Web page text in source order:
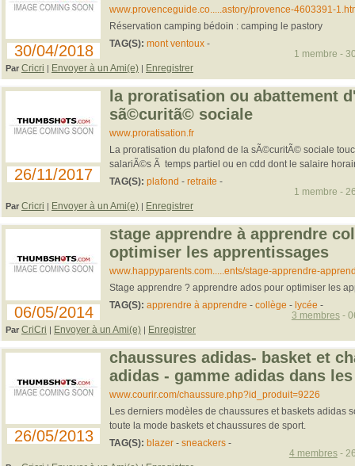
30/04/2018
www.provenceguide.co.....astory/provence-4603391-
Réservation camping bédoin : camping le pastory
TAG(S): mont ventoux-
Par Cricri | Envoyer à un Ami(e) | Enregistrer
1 membre -
26/11/2017
la proratisation ou abattement
sã©curitã© sociale
www.proratisation.fr
La proratisation du plafond de la sÃ©curitÃ© sociale
salariÃ©s Ã temps partiel ou en cdd dont le salaire
TAG(S): plafond - retraite -
Par Cricri | Envoyer à un Ami(e) | Enregistrer
1 membre -
06/05/2014
stage apprendre à apprendre
optimiser les apprentissages
www.happyparents.com.....ents/stage-apprendre-
Stage apprendre ? apprendre ados pour optimiser les
TAG(S): apprendre à apprendre - collège - lycée -
Par CriCri | Envoyer à un Ami(e) | Enregistrer
3 membres-
26/05/2013
chaussures adidas- basket et
adidas - gamme adidas dans
www.courir.com/chaussure.php?id_produit=9226
Les derniers modèles de chaussures et baskets adidas
toute la mode baskets et chaussures de sport.
TAG(S): blazer- sneackers-
4 membres-